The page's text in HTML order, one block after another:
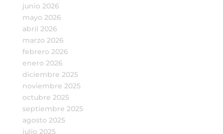
junio 2026
mayo 2026
abril 2026
marzo 2026
febrero 2026
enero 2026
diciembre 2025
noviembre 2025
octubre 2025
septiembre 2025
agosto 2025
julio 2025